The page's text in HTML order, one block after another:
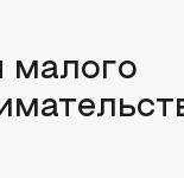
малого